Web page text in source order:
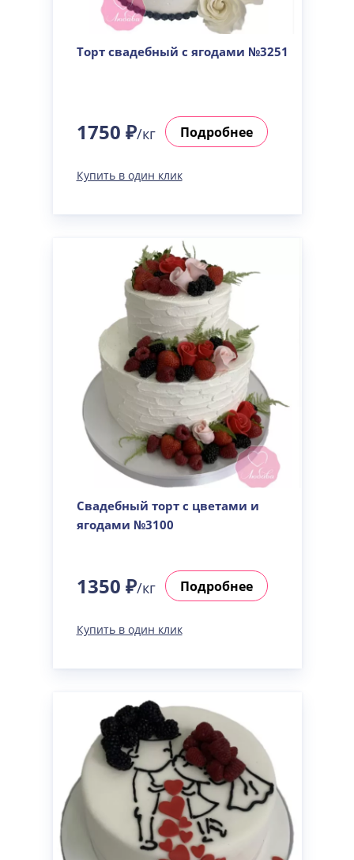
Торт свадебный с ягодами №3251
1750 ₽/кг Подробнее
Купить в один клик
Свадебный торт с цветами и
ягодами №3100
1350 ₽/кг Подробнее
Купить в один клик